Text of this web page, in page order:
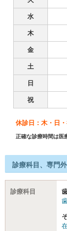
水
木
金
土
日
祝
休診日：木・日
正確な診療時間は医
診療科目、専門
診療科目